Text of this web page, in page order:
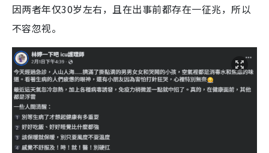
因两者年仅30岁左右，且在出事前都存在一征兆，所以
不容忽视。